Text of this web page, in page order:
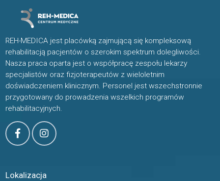
REH-MEDICA jest placówką zajmującą się kompleksową
rehabilitacją pacjentów o szerokim spektrum dolegliwości.
Nasza praca oparta jest o współpracę zespołu lekarzy
specjalistów oraz fizjoterapeutów z wieloletnim
doświadczeniem klinicznym. Personel jest wszechstronnie
przygotowany do prowadzenia wszelkich programów
rehabilitacyjnych.
Lokalizacja